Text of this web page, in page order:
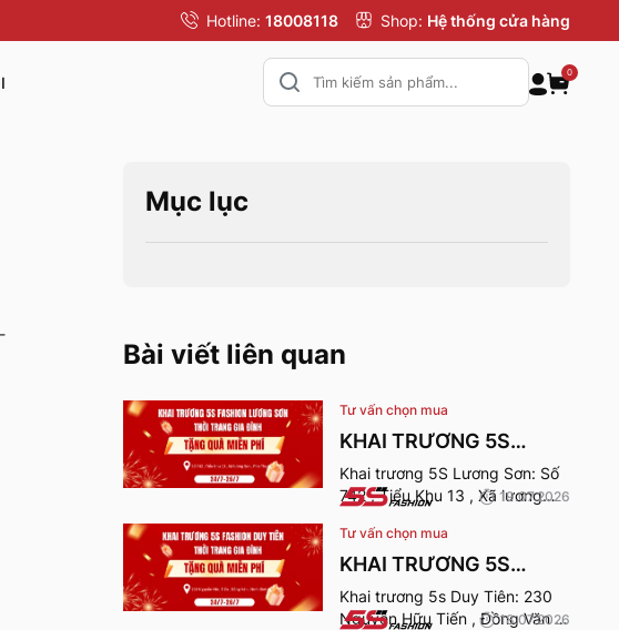
Hotline: 18008118 Shop: Hệ thống cửa hàng
0
Mục lục
Bài viết liên quan
Tư vấn chọn mua
KHAI TRƯƠNG 5S
FASHION LƯƠNG SƠN
Khai trương 5S Lương Sơn: Số
742 , Tiểu Khu 13 , Xã lương
quà từ 24-26/7/2026.
19.07.2026
Tư vấn chọn mua
KHAI TRƯƠNG 5S
FASHION DUY TIÊN
Khai trương 5s Duy Tiên: 230
Nguyễn Hữu Tiến , Đồng Văn ,
18.07.2026